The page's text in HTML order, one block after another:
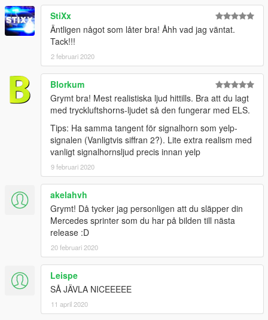
StiXx
Äntligen något som låter bra! Åhh vad jag väntat.
Tack!!!
2 februari 2020
Blorkum
Grymt bra! Mest realistiska ljud hittills. Bra att du lagt
med tryckluftshorns-ljudet så den fungerar med ELS.
Tips: Ha samma tangent för signalhorn som yelp-
signalen (Vanligtvis siffran 2?). Lite extra realism med
vanligt signalhornsljud precis innan yelp
9 februari 2020
akelahvh
Grymt! Då tycker jag personligen att du släpper din
Mercedes sprinter som du har på bilden till nästa
release :D
20 februari 2020
Leispe
SÅ JÄVLA NICEEEEE
11 april 2020